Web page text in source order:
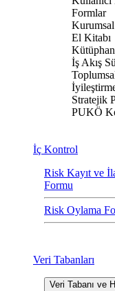
Formlar
El Kitabı
İş Akış
Stratejik
PUKÖ
İç Kontrol
Risk Kayıt ve
Formu
Risk Oylama
Veri Tabanları
Veri Tabanı ve